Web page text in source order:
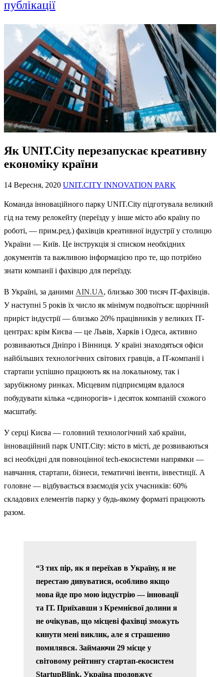
публікації
Як UNIT.City перезапускає креативну
економіку країни
14 Вересня, 2020 UNIT.CITY INNOVATION PARK
Команда інноваційного парку UNIT.City підготувала великий
гід на тему релокейту (переїзду у інше місто або країну по
роботі, — прим.ред.) фахівців креативної індустрії у столицю
України — Київ. Це інструкція зі списком необхідних
документів та важливою інформацією про те, що потрібно
знати компанії і фахівцю для переїзду.
В Україні, за даними AIN.UA, близько 300 тисяч IT-фахівців.
У наступні 5 років їх число як мінімум подвоїться: щорічний
приріст індустрії — близько 20% працівників у великих IT-
центрах: крім Києва — це Львів, Харків і Одеса, активно
розвиваються Дніпро і Вінниця. У країні знаходяться офіси
найбільших технологічних світових гравців, а IT-компанії і
стартапи успішно працюють як на локальному, так і
зарубіжному ринках. Місцевим підприємцям вдалося
побудувати кілька «єдинорогів» і десяток компаній схожого
масштабу.
У серці Києва — головний технологічний хаб країни,
інноваційний парк UNIT.City: місто в місті, де розвиваються
всі необхідні для повноцінної tech-екосистеми напрямки —
навчання, стартапи, бізнеси, тематичні івенти, інвестиції. А
головне — відбувається взаємодія усіх учасників: 60%
складових елементів парку у будь-якому форматі працюють
разом.
“З тих пір, як я переїхав в Україну, я не
перестаю дивуватися, особливо якщо
мова йде про мою індустрію — інновації
та ІТ. Приїхавши з Кремнієвої долини я
не очікував, що місцеві фахівці зможуть
кинути мені виклик, але я страшенно
помилявся. Займаючи 29 місце у
світовому рейтингу стартап-екосистем
StartupBlink, Україна продовжує